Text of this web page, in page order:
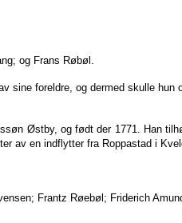
og Frans Røbøl.
foreldre, og dermed skulle hun
Østby, og født der 1771. Han
av en indflytter fra Roppastad i
Frantz Røebøl; Friderich